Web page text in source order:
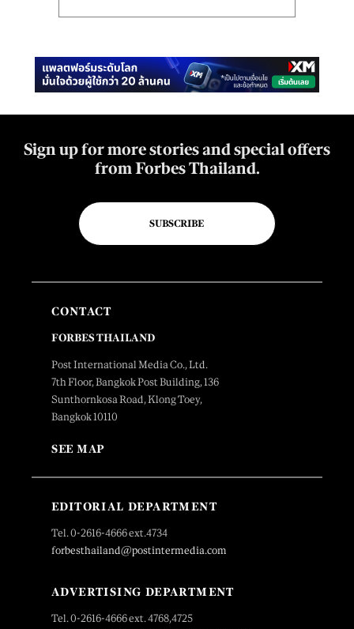
Sign up for more stories and special offers
from Forbes Thailand.
SUBSCRIBE
CONTACT
FORBES THAILAND
Post International Media Co., Ltd.
7th Floor, Bangkok Post Building, 136
Sunthornkosa Road, Klong Toey,
Bangkok 10110
SEE MAP
EDITORIAL DEPARTMENT
Tel. 0-2616-4666 ext.4734
forbesthailand@postintermedia.com
ADVERTISING DEPARTMENT
Tel. 0-2616-4666 ext. 4768,4725